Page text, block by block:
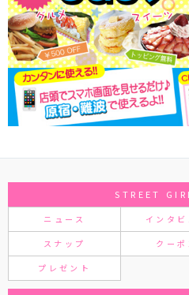
STREET
ニュース インタビ
スナップ クーポ
プレゼント